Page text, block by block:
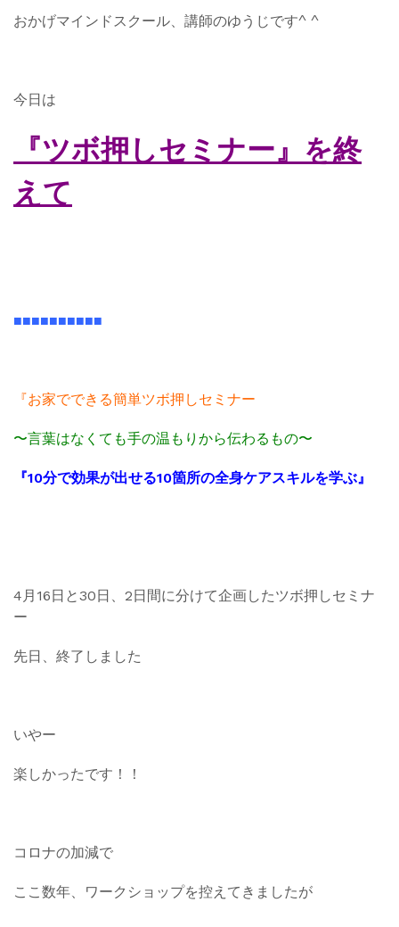
おかげマインドスクール、講師のゆうじです^ ^
今日は
『ツボ押しセミナー』を終
えて
■■■■■■■■■■
『お家でできる簡単ツボ押しセミナー
〜言葉はなくても手の温もりから伝わるもの〜
『10分で効果が出せる10箇所の全身ケアスキルを学ぶ』
4月16日と30日、2日間に分けて企画したツボ押しセミナ
ー
先日、終了しました
いやー
楽しかったです！！
コロナの加減で
ここ数年、ワークショップを控えてきましたが